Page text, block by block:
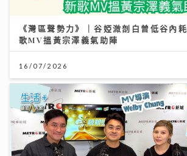
《灣區聲勢力》｜谷婭溦剖白曾低谷內
歌MV搵黃宗澤義氣助陣
16/07/2026